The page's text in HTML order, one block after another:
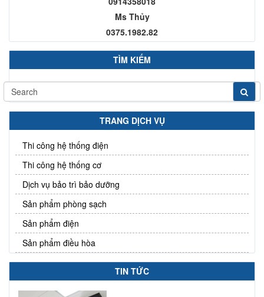
Ms Thủy
0375.1982.82
TÌM KIẾM
TRANG DỊCH VỤ
Thi công hệ thống điện
Thi công hệ thống cơ
Dịch vụ bảo trì bảo dưỡng
Sản phẩm phòng sạch
Sản phẩm điện
Sản phẩm điều hòa
TIN TỨC